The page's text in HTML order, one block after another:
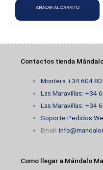
AÑADIR AL CARRITO
Contactos tienda
Montera +34 604
Las Maravillas: +34
Las Maravillas: +34
Soporte Pedidos
Email:
Como llegar a Mándalo